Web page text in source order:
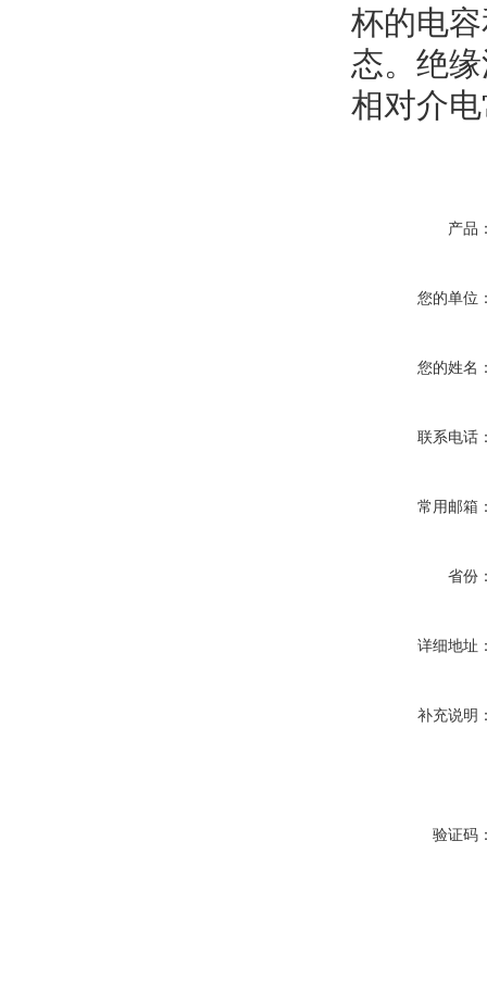
杯的电
态。绝
相对介
产品
您的单位
您的姓名
联系电话
常用邮箱
省份
详细地址
补充说明
验证码